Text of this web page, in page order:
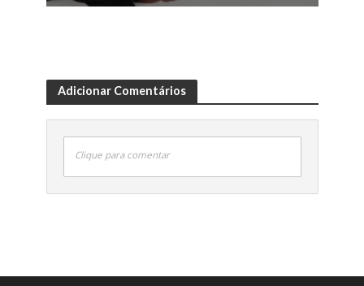
Adicionar Comentários
Clique para comentar